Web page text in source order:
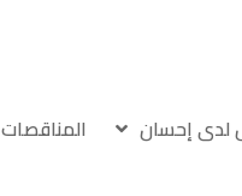
لدى إحسان المناقصات